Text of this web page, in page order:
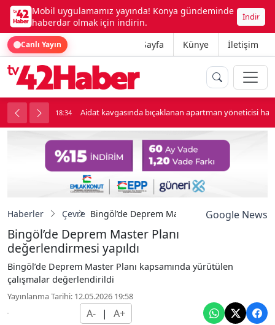
Mobil uygulamamız yayında! Konya gündeminde
haberdar olmak için indirin.
İndir
Canlı Yayın Ana Sayfa Künye İletişim
18:34 Aidat kavgasında bıçaklanan apartman yöneticisi
Haberler Çevre Bingöl’de Deprem Master PlanıGoogle News
Bingöl’de Deprem Master Planı
değerlendirmesi yapıldı
Bingöl’de Deprem Master Planı kapsamında yürütülen
çalışmalar değerlendirildi
Yayınlanma Tarihi: 12.05.2026 19:58
A- | A+